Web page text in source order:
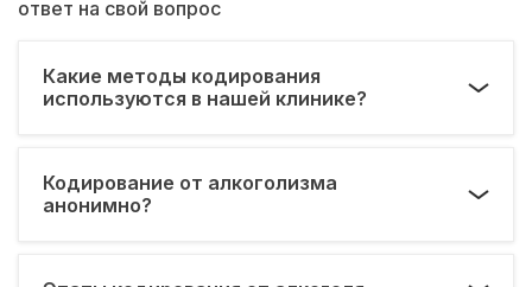
ответ на свой вопрос
Какие методы кодирования
используются в нашей клинике?
Кодирование от алкоголизма
анонимно?